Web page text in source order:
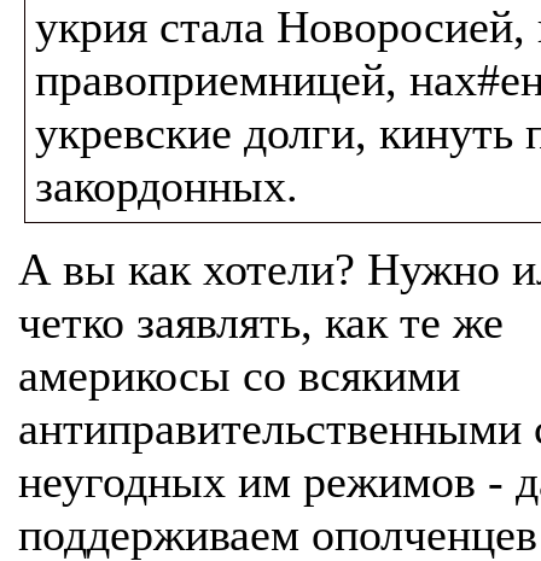
укрия стала Новоросией,
правоприемницей,
укревские долги, кинуть
закордонных.
А вы как хотели? Нужно
четко заявлять, как те же
америкосы со всякими
антиправительственными
неугодных им режимов -
поддерживаем